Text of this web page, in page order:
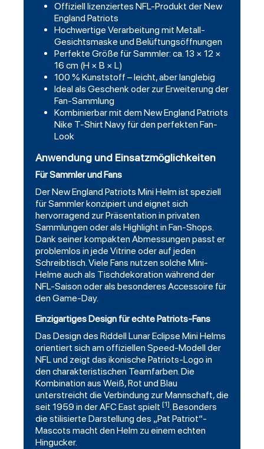
Offiziell lizenziertes NFL-Produkt der New
England Patriots
Hochwertige Verarbeitung mit Metall-
Gesichtsmaske und Belüftungsöffnungen
Perfekte Größe für Sammler: ca. 13 × 12 ×
16 cm (H × B × L)
100 % Kunststoff – leicht, aber langlebig
Ideal als Geschenk oder zur Erweiterung der
Fan-Sammlung
Kombinierbar mit dem New England Patriots
Nike T-Shirt Navy für den perfekten Fan-
Look
Anwendung und Einsatzmöglichkeiten
Für Sammler und Fans
Der New England Patriots Mini Helm ist speziell
für Sammler konzipiert und eignet sich
hervorragend zur Präsentation in privaten
Sammlungen oder als Highlight in Fan-Shops.
Dank seiner kompakten Abmessungen passt er
problemlos in jede Vitrine oder auf jeden
Schreibtisch. Viele Fans nutzen solche Mini-
Helme auch als Tischdekoration während der
NFL-Saison oder als besonderes Accessoire für
den Game-Day.
Einzigartiges Design für echte Patriots-Fans
Das Design des Riddell Lunar Eclipse Mini Helms
orientiert sich am offiziellen Speed-Modell der
NFL und zeigt das ikonische Patriots-Logo in
den charakteristischen Teamfarben. Die
Kombination aus Weiß, Rot und Blau
unterstreicht die Verbindung zur Mannschaft, die
seit 1959 in der AFC East spielt [1]. Besonders
die stilisierte Darstellung des „Pat Patriot“-
Mascots macht den Helm zu einem echten
Hingucker.